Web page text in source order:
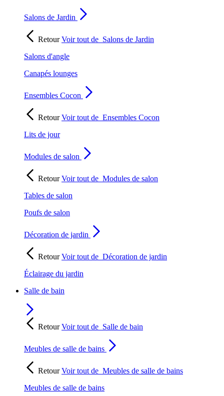
Salons de Jardin
RetourVoir tout de Salons de Jardin
Salons d'angle
Canapés lounges
Ensembles Cocon
RetourVoir tout de Ensembles Cocon
Lits de jour
Modules de salon
RetourVoir tout de Modules de salon
Tables de salon
Poufs de salon
Décoration de jardin
RetourVoir tout de Décoration de jardin
Éclairage du jardin
Salle de bain
RetourVoir tout de Salle de bain
Meubles de salle de bains
RetourVoir tout de Meubles de salle de bains
Meubles de salle de bains